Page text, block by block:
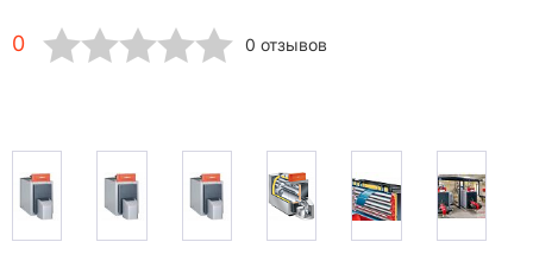
0 0 отзывов